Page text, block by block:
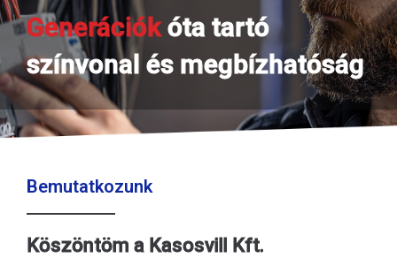
Generációkóta tartó
színvonal és megbízhatóság
Bemutatkozunk
Köszöntöm a Kasosvill Kft.